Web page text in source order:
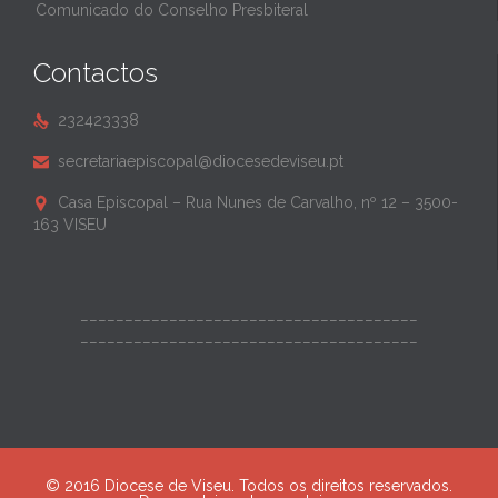
Comunicado do Conselho Presbiteral
Contactos
 232423338
 secretariaepiscopal@diocesedeviseu.pt

Casa Episcopal – Rua Nunes de Carvalho, nº 12 – 3500-
163 VISEU
© 2016 Diocese de Viseu. Todos os direitos reservados.